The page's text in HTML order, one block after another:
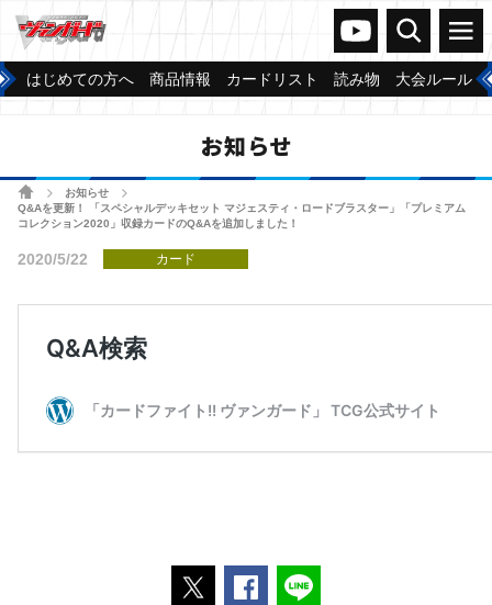
ヴァンガードch
検索 メニュー
はじめての方へ 商品情報 カードリスト 読み物 大会ルール
お知らせ
ホームお知らせ
Q&Aを更新！ 「スペシャルデッキセット マジェスティ・ロードブラスター」「プレミアム
コレクション2020」収録カードのQ&Aを追加しました！
2020/5/22 カード
ポストするFacebookでシェアする